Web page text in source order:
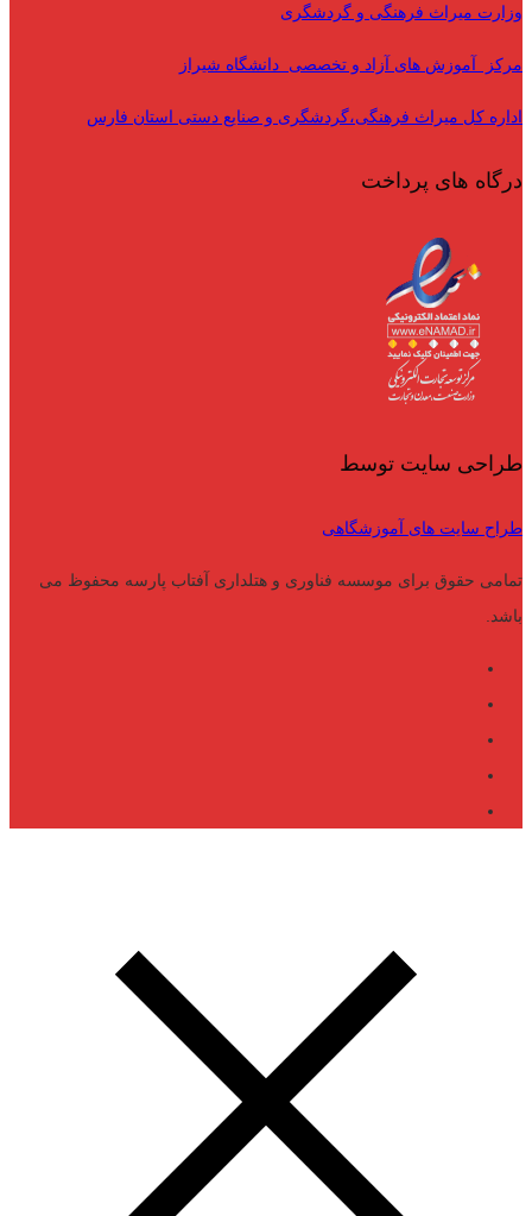
وزارت میراث فرهنگی و گردشگری
مرکز آموزش های آزاد و تخصصی دانشگاه شیراز
اداره کل میراث فرهنگی،گردشگری و صنایع دستی استان فارس
درگاه های پرداخت
طراحی سایت توسط
طراح سایت های آموزشگاهی
تمامی حقوق برای موسسه فناوری و هتلداری آفتاب پارسه محفوظ می
باشد.